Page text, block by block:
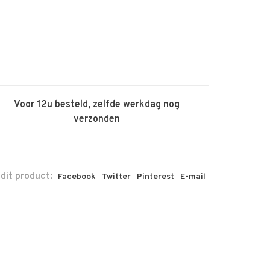
Voor 12u besteld, zelfde werkdag nog
verzonden
product: Facebook Twitter Pinterest E-mail